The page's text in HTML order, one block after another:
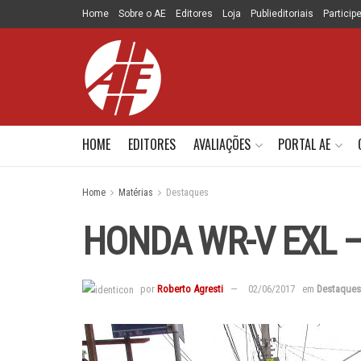
Home Sobre o AE Editores Loja Publieditoriais
HOME EDITORES AVALIAÇÕES PORTAL AE
Home Matérias Destaques
HONDA WR-V EXL
por Roberto Agresti 02/06/2017 em Destaques